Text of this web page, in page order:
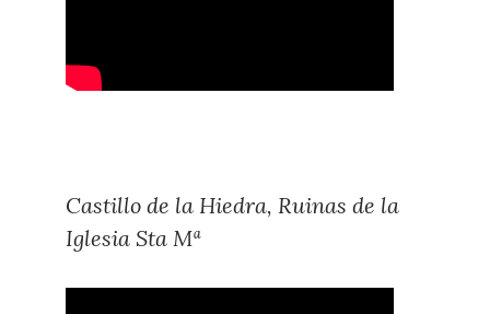
Castillo de la Hiedra, Ruinas de la
Iglesia Sta Mª